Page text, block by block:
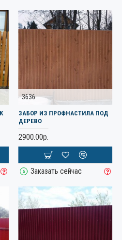
3636
ЗАБОР ИЗ ПРОФНАСТИЛА ПОД
ДЕРЕВО
2900.00р.
Заказать сейчас